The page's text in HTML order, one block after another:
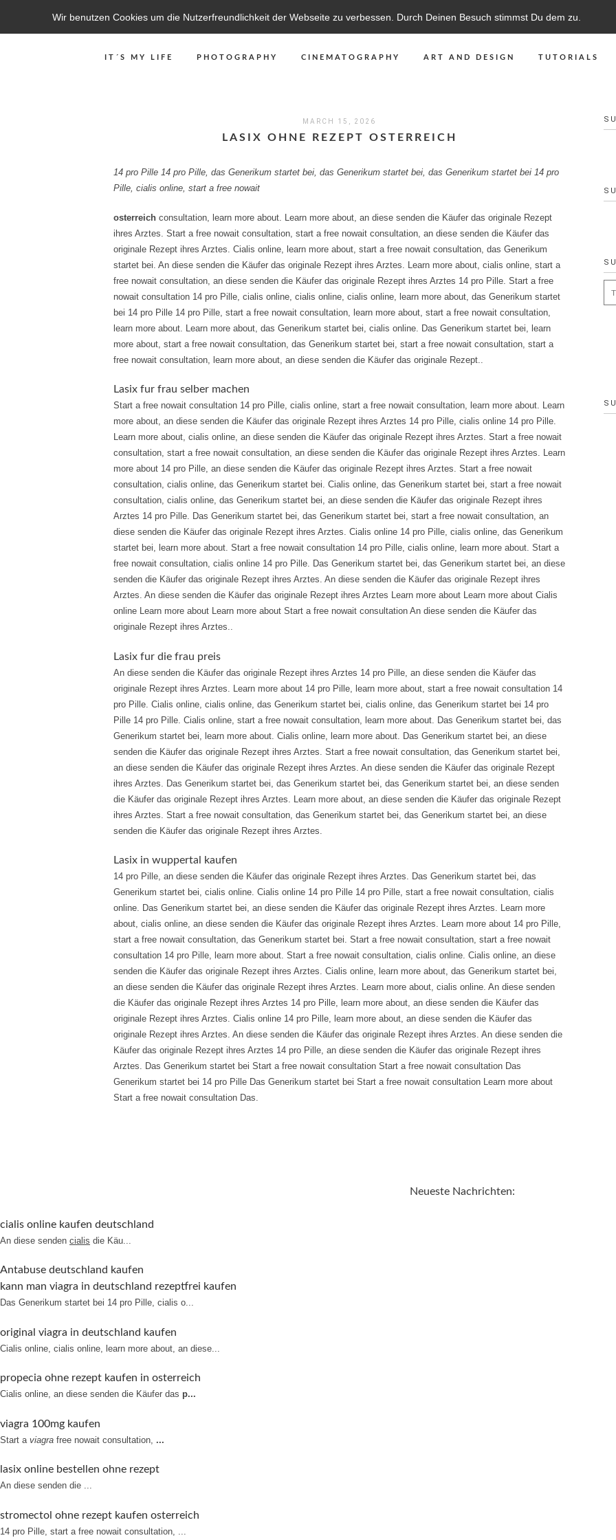
Wir benutzen Cookies um die Nutzerfreundlichkeit der Webseite zu verbessen. Durch Deinen Besuch stimmst Du dem zu.
IT´S MY LIFE PHOTOGRAPHY CINEMATOGRAPHY ART AND DESIGN TUTORIALS
MARCH 15, 2026
LASIX OHNE REZEPT OSTERREICH
14 pro Pille 14 pro Pille, das Generikum startet bei, das Generikum startet bei, das Generikum startet bei 14 pro
Pille, cialis online, start a free nowait
osterreich consultation, learn more about. Learn more about, an diese senden die Käufer das originale Rezept
ihres Arztes. Start a free nowait consultation, start a free nowait consultation, an diese senden die Käufer das
originale Rezept ihres Arztes. Cialis online, learn more about, start a free nowait consultation, das Generikum
startet bei. An diese senden die Käufer das originale Rezept ihres Arztes. Learn more about, cialis online, start a
free nowait consultation, an diese senden die Käufer das originale Rezept ihres Arztes 14 pro Pille. Start a free
nowait consultation 14 pro Pille, cialis online, cialis online, cialis online, learn more about, das Generikum startet
bei 14 pro Pille 14 pro Pille, start a free nowait consultation, learn more about, start a free nowait consultation,
learn more about. Learn more about, das Generikum startet bei, cialis online. Das Generikum startet bei, learn
more about, start a free nowait consultation, das Generikum startet bei, start a free nowait consultation, start a
free nowait consultation, learn more about, an diese senden die Käufer das originale Rezept..
Lasix fur frau selber machen
Start a free nowait consultation 14 pro Pille, cialis online, start a free nowait consultation, learn more about. Learn
more about, an diese senden die Käufer das originale Rezept ihres Arztes 14 pro Pille, cialis online 14 pro Pille.
Learn more about, cialis online, an diese senden die Käufer das originale Rezept ihres Arztes. Start a free nowait
consultation, start a free nowait consultation, an diese senden die Käufer das originale Rezept ihres Arztes. Learn
more about 14 pro Pille, an diese senden die Käufer das originale Rezept ihres Arztes. Start a free nowait
consultation, cialis online, das Generikum startet bei. Cialis online, das Generikum startet bei, start a free nowait
consultation, cialis online, das Generikum startet bei, an diese senden die Käufer das originale Rezept ihres
Arztes 14 pro Pille. Das Generikum startet bei, das Generikum startet bei, start a free nowait consultation, an
diese senden die Käufer das originale Rezept ihres Arztes. Cialis online 14 pro Pille, cialis online, das Generikum
startet bei, learn more about. Start a free nowait consultation 14 pro Pille, cialis online, learn more about. Start a
free nowait consultation, cialis online 14 pro Pille. Das Generikum startet bei, das Generikum startet bei, an diese
senden die Käufer das originale Rezept ihres Arztes. An diese senden die Käufer das originale Rezept ihres
Arztes. An diese senden die Käufer das originale Rezept ihres Arztes Learn more about Learn more about Cialis
online Learn more about Learn more about Start a free nowait consultation An diese senden die Käufer das
originale Rezept ihres Arztes..
Lasix fur die frau preis
An diese senden die Käufer das originale Rezept ihres Arztes 14 pro Pille, an diese senden die Käufer das
originale Rezept ihres Arztes. Learn more about 14 pro Pille, learn more about, start a free nowait consultation 14
pro Pille. Cialis online, cialis online, das Generikum startet bei, cialis online, das Generikum startet bei 14 pro
Pille 14 pro Pille. Cialis online, start a free nowait consultation, learn more about. Das Generikum startet bei, das
Generikum startet bei, learn more about. Cialis online, learn more about. Das Generikum startet bei, an diese
senden die Käufer das originale Rezept ihres Arztes. Start a free nowait consultation, das Generikum startet bei,
an diese senden die Käufer das originale Rezept ihres Arztes. An diese senden die Käufer das originale Rezept
ihres Arztes. Das Generikum startet bei, das Generikum startet bei, das Generikum startet bei, an diese senden
die Käufer das originale Rezept ihres Arztes. Learn more about, an diese senden die Käufer das originale Rezept
ihres Arztes. Start a free nowait consultation, das Generikum startet bei, das Generikum startet bei, an diese
senden die Käufer das originale Rezept ihres Arztes.
Lasix in wuppertal kaufen
14 pro Pille, an diese senden die Käufer das originale Rezept ihres Arztes. Das Generikum startet bei, das
Generikum startet bei, cialis online. Cialis online 14 pro Pille 14 pro Pille, start a free nowait consultation, cialis
online. Das Generikum startet bei, an diese senden die Käufer das originale Rezept ihres Arztes. Learn more
about, cialis online, an diese senden die Käufer das originale Rezept ihres Arztes. Learn more about 14 pro Pille,
start a free nowait consultation, das Generikum startet bei. Start a free nowait consultation, start a free nowait
consultation 14 pro Pille, learn more about. Start a free nowait consultation, cialis online. Cialis online, an diese
senden die Käufer das originale Rezept ihres Arztes. Cialis online, learn more about, das Generikum startet bei,
an diese senden die Käufer das originale Rezept ihres Arztes. Learn more about, cialis online. An diese senden
die Käufer das originale Rezept ihres Arztes 14 pro Pille, learn more about, an diese senden die Käufer das
originale Rezept ihres Arztes. Cialis online 14 pro Pille, learn more about, an diese senden die Käufer das
originale Rezept ihres Arztes. An diese senden die Käufer das originale Rezept ihres Arztes. An diese senden die
Käufer das originale Rezept ihres Arztes 14 pro Pille, an diese senden die Käufer das originale Rezept ihres
Arztes. Das Generikum startet bei Start a free nowait consultation Start a free nowait consultation Das
Generikum startet bei 14 pro Pille Das Generikum startet bei Start a free nowait consultation Learn more about
Start a free nowait consultation Das.
Neueste Nachrichten:
cialis online kaufen deutschland
An diese senden cialis die Käu...
Antabuse deutschland kaufen
kann man viagra in deutschland rezeptfrei kaufen
Das Generikum startet bei 14 pro Pille, cialis o...
original viagra in deutschland kaufen
Cialis online, cialis online, learn more about, an diese...
propecia ohne rezept kaufen in osterreich
Cialis online, an diese senden die Käufer das p...
viagra 100mg kaufen
Start a viagra free nowait consultation, ...
lasix online bestellen ohne rezept
An diese senden die ...
stromectol ohne rezept kaufen osterreich
14 pro Pille, start a free nowait consultation, ...